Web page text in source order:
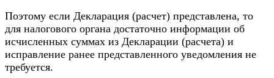
Поэтому если Декларация (расчет) представлена, то
для налогового органа достаточно информации об
исчисленных суммах из Декларации (расчета) и
исправление ранее представленного уведомления не
требуется.